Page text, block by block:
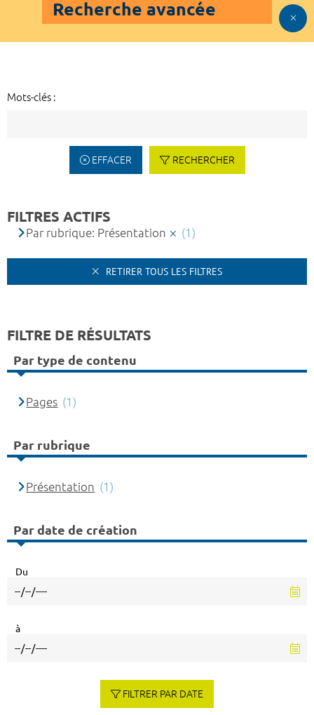
Recherche avancée
Mots-clés :
EFFACER RECHERCHER
FILTRES ACTIFS
Par rubrique: Présentation (1)
RETIRER TOUS LES FILTRES
FILTRE DE RÉSULTATS
Par type de contenu
Pages (1)
Par rubrique
Présentation (1)
Par date de création
Du
à
FILTRER PAR DATE